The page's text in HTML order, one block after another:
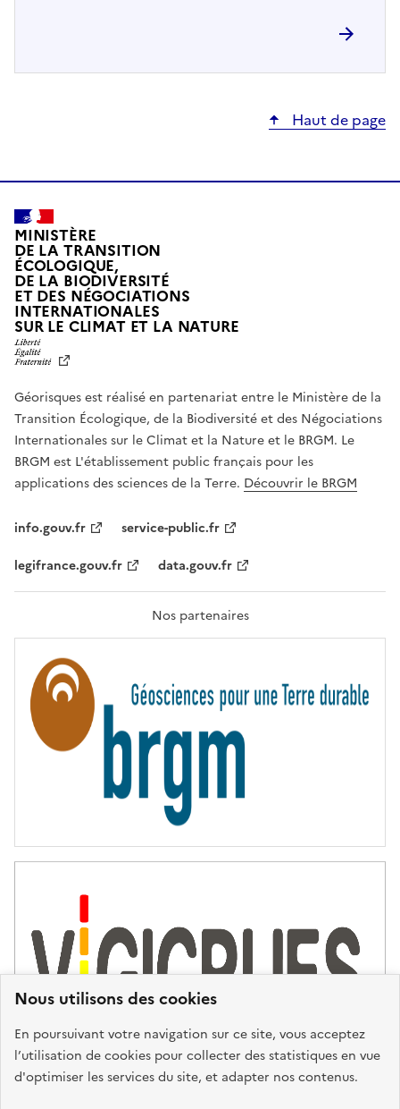
Nous utilisons des cookies
En poursuivant votre navigation sur ce site, vous acceptez
l’utilisation de cookies pour collecter des statistiques en vue
d'optimiser les services du site, et adapter nos contenus.
Haut de page
MINISTÈRE
DE LA TRANSITION
ÉCOLOGIQUE,
DE LA BIODIVERSITÉ
ET DES NÉGOCIATIONS
INTERNATIONALES
SUR LE CLIMAT ET LA NATUREL
T
É
,
É
G
A
L
F
A
T
R
T
É
Géorisques est réalisé en partenariat entre le Ministère de la
Transition Écologique, de la Biodiversité et des Négociations
Internationales sur le Climat et la Nature et le BRGM. Le
BRGM est L'établissement public français pour les
applications des sciences de la Terre. Découvrir le BRGM
info.gouv.fr
service-public.fr
legifrance.gouv.fr
data.gouv.fr
Nos partenaires